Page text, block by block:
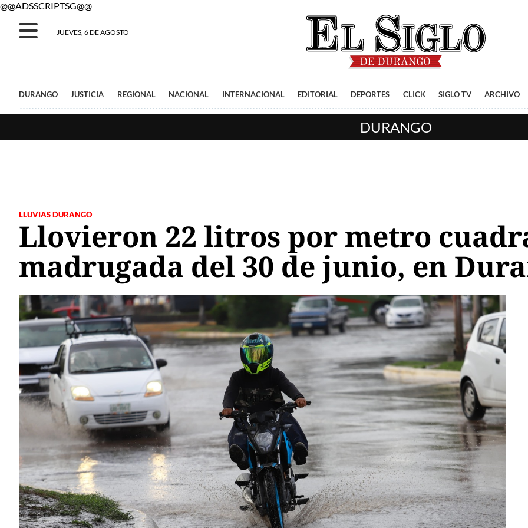
@@ADSSCRIPTSG@@
JUEVES, 6 DE AGOSTO
DURANGO JUSTICIA REGIONAL NACIONAL INTERNACIONAL EDITORIAL DEPORTES CLICK SIGLO TV ARCHIVO
DURANGO
LLUVIAS DURANGO
Llovieron 22 litros por metro
madrugada del 30 de junio, en